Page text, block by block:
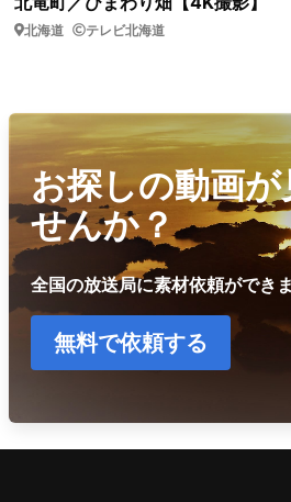
北海道 テレビ北海道
お探しの動画
せんか？
全国の放送局に素材依頼ができま
無料で依頼する